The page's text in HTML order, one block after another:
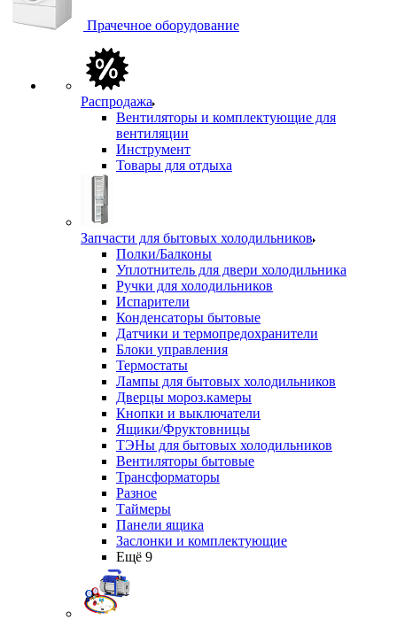
Прачечное оборудование
Распродажа
Вентиляторы и комплектующие для
вентиляции
Инструмент
Товары для отдыха
Запчасти для бытовых холодильников
Полки/Балконы
Уплотнитель для двери холодильника
Ручки для холодильников
Испарители
Конденсаторы бытовые
Датчики и термопредохранители
Блоки управления
Термостаты
Лампы для бытовых холодильников
Дверцы мороз.камеры
Кнопки и выключатели
Ящики/Фруктовницы
ТЭНы для бытовых холодильников
Вентиляторы бытовые
Трансформаторы
Разное
Таймеры
Панели ящика
Заслонки и комплектующие
Ещё 9